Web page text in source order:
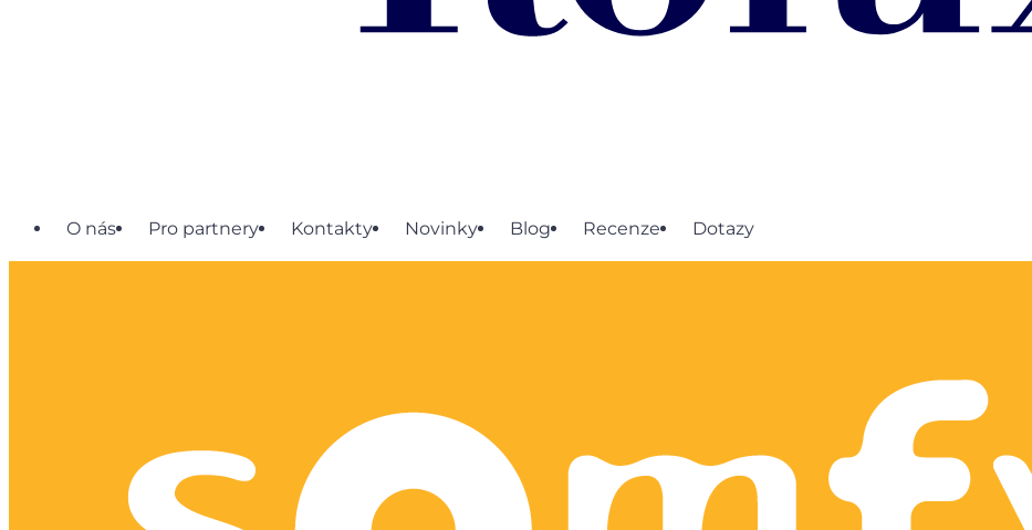
O nás Pro partnery Kontakty Novinky Blog Recenze Dotazy